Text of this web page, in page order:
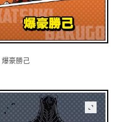
爆豪勝己